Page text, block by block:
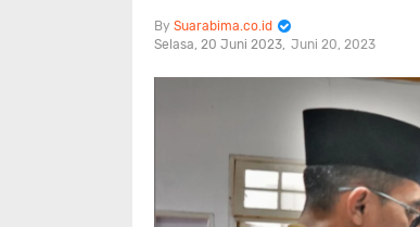
Suarabima.co.id
Selasa, 20 Juni 2023 Juni 20, 2023